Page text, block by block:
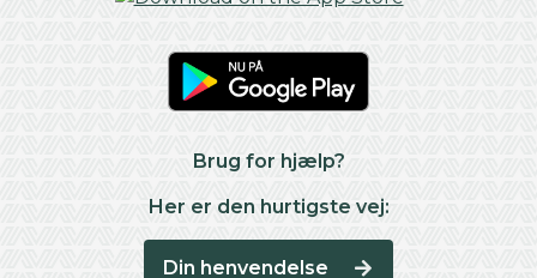
Brug for hjælp?
Her er den hurtigste vej:
Din henvendelse